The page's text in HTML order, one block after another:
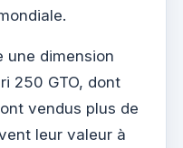
une dimension
250 GTO, dont
vendus plus de
leur valeur à